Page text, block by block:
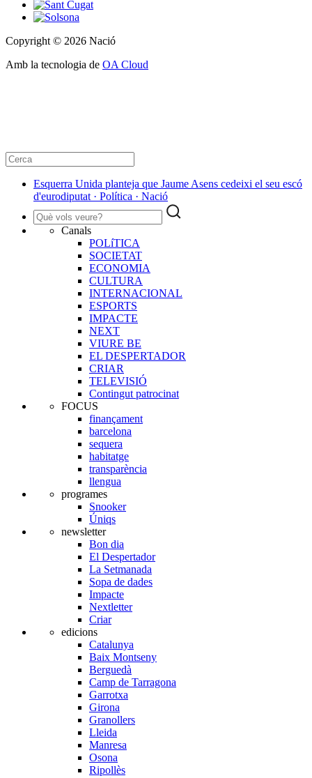
Copyright © 2026 Nació
Amb la tecnologia de OA Cloud
Esquerra Unida planteja que Jaume Asens cedeixi el seu escó
d'eurodiputat · Política · Nació
Canals
POLíTICA
SOCIETAT
ECONOMIA
CULTURA
INTERNACIONAL
ESPORTS
IMPACTE
NEXT
VIURE BE
EL DESPERTADOR
CRIAR
TELEVISIÓ
Contingut patrocinat
FOCUS
finançament
barcelona
sequera
habitatge
transparència
llengua
programes
Snooker
Úniqs
newsletter
Bon dia
El Despertador
La Setmanada
Sopa de dades
Impacte
Nextletter
Criar
edicions
Catalunya
Baix Montseny
Berguedà
Camp de Tarragona
Garrotxa
Girona
Granollers
Lleida
Manresa
Osona
Ripollès